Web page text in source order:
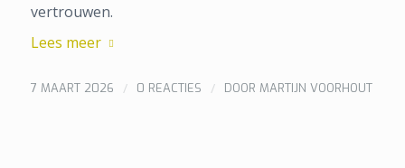
vertrouwen.
Lees meer
7 MAART 2026 / 0 REACTIES / DOOR MARTIJN VOORHOUT